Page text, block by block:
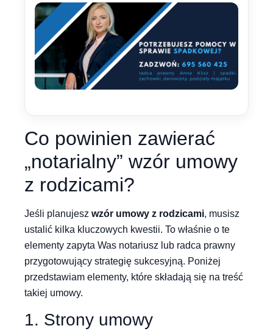
Co powinien zawierać
„notarialny” wzór umowy
z rodzicami?
Jeśli planujesz wzór umowy z rodzicami, musisz
ustalić kilka kluczowych kwestii. To właśnie o te
elementy zapyta Was notariusz lub radca prawny
przygotowujący strategię sukcesyjną. Poniżej
przedstawiam elementy, które składają się na treść
takiej umowy.
1. Strony umowy